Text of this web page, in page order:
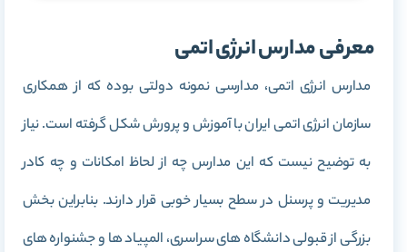
معرفی مدارس انرژی اتمی
مدارس انرژی اتمی، مدارسی نمونه دولتی بوده که از همکاری
سازمان انرژی اتمی ایران با آموزش و پرورش شکل گرفته است. نیاز
به توضیح نیست که این مدارس چه از لحاظ امکانات و چه کادر
مدیریت و پرسنل در سطح بسیار خوبی قرار دارند. بنابراین بخش
بزرگی از قبولی دانشگاه های سراسری، المپیاد ها و جشنواره های